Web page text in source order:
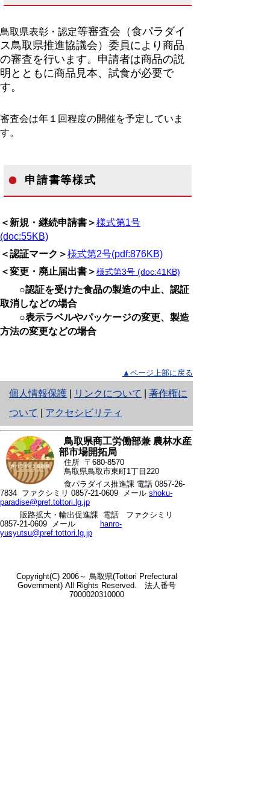
鳥取県表彰・認定等審査会（食パラダイ
ス鳥取県推進協議会） 委員により商品
の審査を行います。申請者は商品の説
明とともに商品見本、試食が必要で
す。
審査会は年１回程度の開催を予定していま
す。
申請書等様式
＜新規・継続申請書＞様式第1号
(doc:55KB)
＜認証マーク＞様式第2号(pdf:876KB)
＜変更・廃止届出書＞様式第3号 (doc:41KB)
○認証を受けた食品の製造の中止、認証
取消しなどの場合
○表示ラベルやパッケージの変更、製造
方法の変更などの場合
▲ページ上部に戻る
個人情報保護
と
り
ネ
ッ
ト
へ
の
リンクについて
著作権に
ついて
アクセシビリティ
鳥取県商工労働部兼 農林水産
部市場開拓局
住所 〒680-8570
鳥取県鳥取市東町1丁目220
食パラダイス推進課 電話 0857-26-
7834 ファクシミリ 0857-21-0609 メール shoku-
paradise@pref.tottori.lg.jp
販路拡大・輸出促進課 電話
ファクシミリ
0857-21-0609 メール
hanro-
yusyutsu@pref.tottori.lg.jp
Copyright(C) 2006～ 鳥取県(Tottori Prefectural
Government) All Rights Reserved. 法人番号
7000020310000